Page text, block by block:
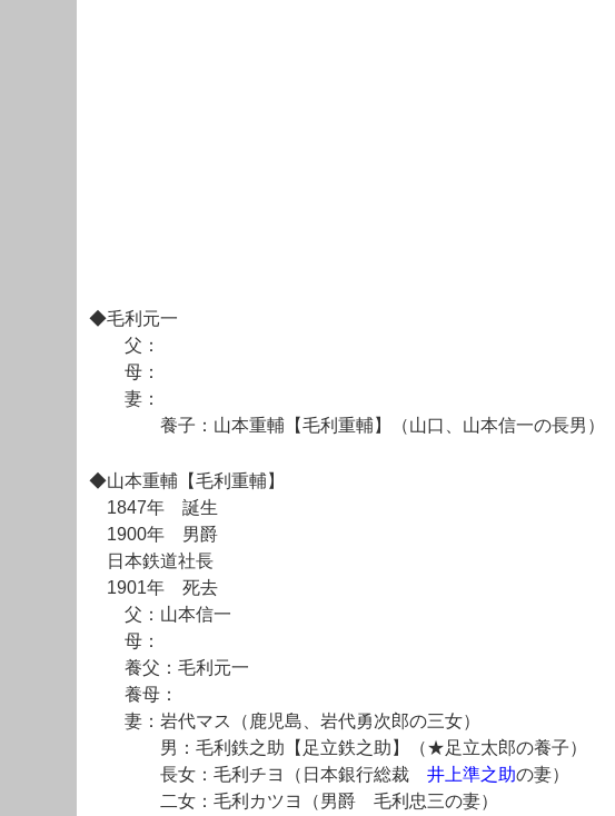
◆毛利元一
父：
母：
妻：
養子：山本重輔【毛利重輔】（山口、山本信一の長男）
◆山本重輔【毛利重輔】
1847年 誕生
1900年 男爵
日本鉄道社長
1901年 死去
父：山本信一
母：
養父：毛利元一
養母：
妻：岩代マス（鹿児島、岩代勇次郎の三女）
男：毛利鉄之助【足立鉄之助】（★足立太郎の養子）
長女：毛利チヨ（日本銀行総裁 井上準之助の妻）
二女：毛利カツヨ（男爵 毛利忠三の妻）